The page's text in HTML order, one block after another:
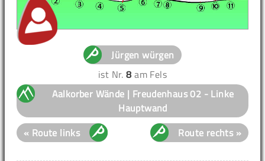
Jürgen würgen
ist Nr.8 am Fels
Aalkorber Wände | Freudenhaus 02 - Linke
Hauptwand
« Route links
Route rechts »